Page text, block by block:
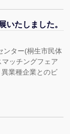
いたしました。
ター(桐生市民体
ッチングフェア
業種企業とのビ